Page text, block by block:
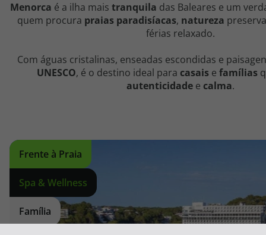
Menorca é a ilha mais tranquila das Baleares e um
quem procura praias paradisíacas, natureza
férias relaxado.
Com águas cristalinas, enseadas escondidas e
UNESCO, é o destino ideal para casais e famílias
autenticidadee calma.
Frente à Praia
Spa & Wellness
Família